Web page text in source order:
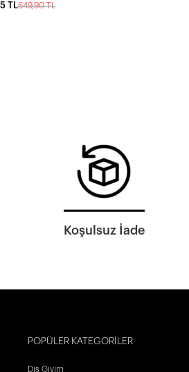
649,90 TL
TL
Koşulsuz İade
POPÜLER KATEGORİLER
Dış Giyim